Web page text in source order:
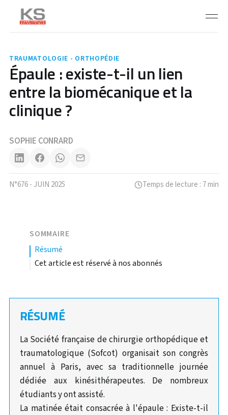
TRAUMATOLOGIE - ORTHOPÉDIE
Épaule : existe-t-il un lien
entre la biomécanique et la
clinique ?
SOPHIE CONRARD
N°676 - JUIN 2025 Temps de lecture : 7 min
SOMMAIRE
résumé
Cet article est réservé à nos abonnés
RÉSUMÉ
La Société française de chirurgie orthopédique et
traumatologique (Sofcot) organisait son congrès
annuel à Paris, avec sa traditionnelle journée
dédiée aux kinésithérapeutes. De nombreux
étudiants y ont assisté.
La matinée était consacrée à l'épaule : Existe-t-il